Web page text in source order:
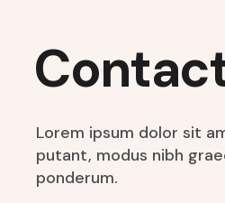
Lorem ipsum dolor sit
putant, modus nibh
ponderum.